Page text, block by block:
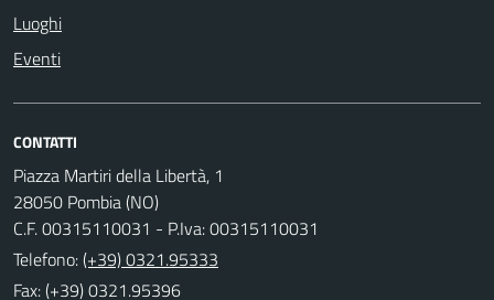
Luoghi
Eventi
CONTATTI
Piazza Martiri della Libertà, 1
28050 Pombia (NO)
C.F. 00315110031 - P.Iva: 00315110031
Telefono:(+39) 0321.95333
Fax: (+39) 0321.95396